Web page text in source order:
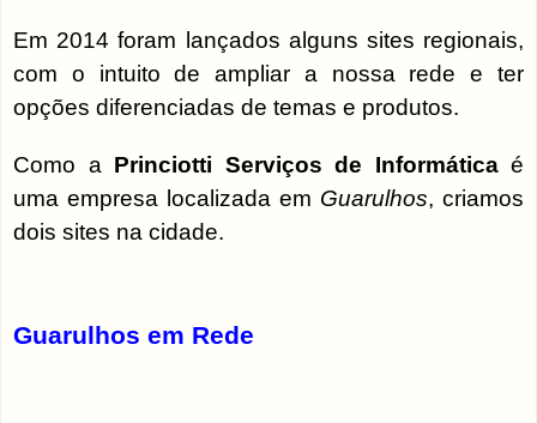
Em 2014 foram lançados alguns sites regionais,
com o intuito de ampliar a nossa rede e ter
opções diferenciadas de temas e produtos.
Como a Princiotti Serviços de Informáticaé
uma empresa localizada em Guarulhos, criamos
dois sites na cidade.
Guarulhos em Rede